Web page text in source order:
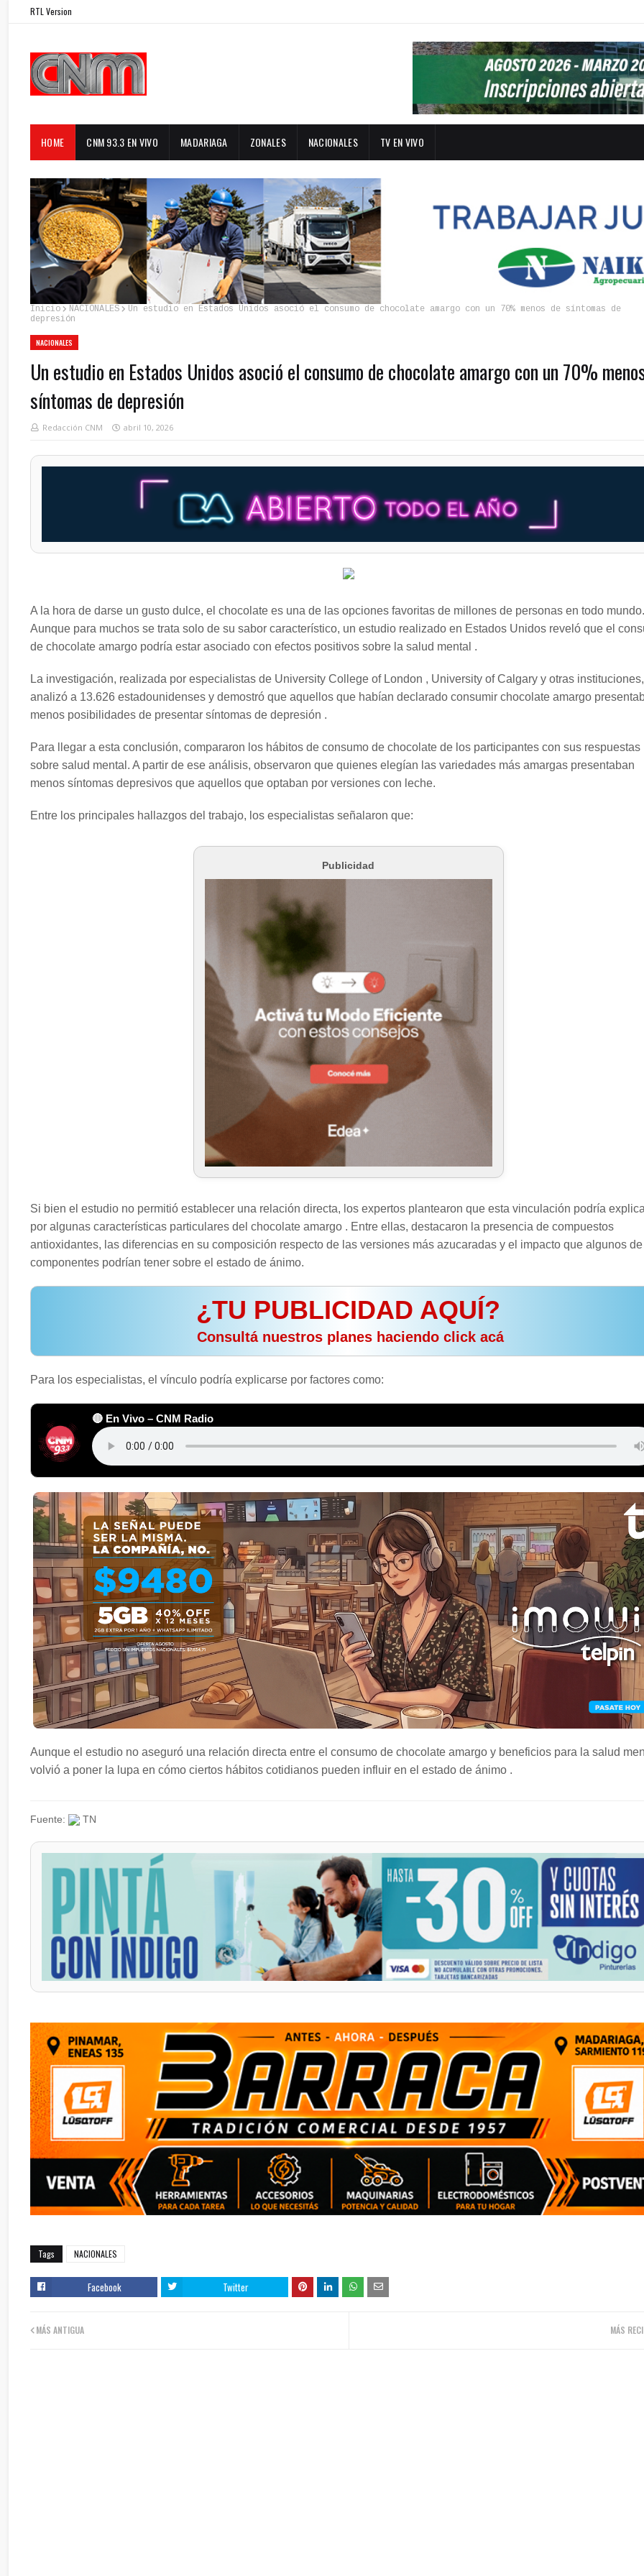
RTL Version
HOME CNM 93.3 EN VIVO MADARIAGA ZONALES NACIONALES TV EN VIVO
Inicio NACIONALES
Un estudio en Estados Unidos asoció el consumo de chocolate amargo con un 70% menos de síntomas de
depresión
NACIONALES
Un estudio en Estados Unidos asoció el consumo de chocolate amargo con un 70%
síntomas de depresión
Redacción CNM abril 10, 2026
A la hora de darse un gusto dulce, el chocolate es una de las opciones favoritas de millones de personas en todo mundo.
Aunque para muchos se trata solo de su sabor característico, un estudio realizado en Estados Unidos reveló que el
de chocolate amargo podría estar asociado con efectos positivos sobre la salud mental .
La investigación, realizada por especialistas de University College of London , University of Calgary y otras instituciones,
analizó a 13.626 estadounidenses y demostró que aquellos que habían declarado consumir chocolate amargo
menos posibilidades de presentar síntomas de depresión .
Para llegar a esta conclusión, compararon los hábitos de consumo de chocolate de los participantes con sus respuestas
sobre salud mental. A partir de ese análisis, observaron que quienes elegían las variedades más amargas presentaban
menos síntomas depresivos que aquellos que optaban por versiones con leche.
Entre los principales hallazgos del trabajo, los especialistas señalaron que:
Publicidad
Si bien el estudio no permitió establecer una relación directa, los expertos plantearon que esta vinculación podría
por algunas características particulares del chocolate amargo . Entre ellas, destacaron la presencia de compuestos
antioxidantes, las diferencias en su composición respecto de las versiones más azucaradas y el impacto que algunos
componentes podrían tener sobre el estado de ánimo.
¿TU PUBLICIDAD AQUÍ?
️ Consultá nuestros planes haciendo click acá
Para los especialistas, el vínculo podría explicarse por factores como:
🔴 En Vivo – CNM Radio
Aunque el estudio no aseguró una relación directa entre el consumo de chocolate amargo y beneficios para la salud
volvió a poner la lupa en cómo ciertos hábitos cotidianos pueden influir en el estado de ánimo .
Fuente: TN
Tags NACIONALES
Facebook Twitter
MÁS
MÁS ANTIGUA